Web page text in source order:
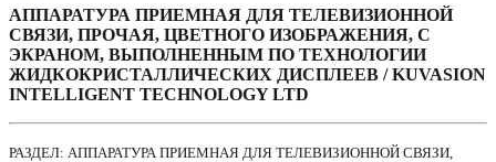
АППАРАТУРА ПРИЕМНАЯ ДЛЯ ТЕЛЕВИЗИОННОЙ
СВЯЗИ, ПРОЧАЯ, ЦВЕТНОГО ИЗОБРАЖЕНИЯ, С
ЭКРАНОМ, ВЫПОЛНЕННЫМ ПО ТЕХНОЛОГИИ
ЖИДКОКРИСТАЛЛИЧЕСКИХ ДИСПЛЕЕВ / KUVASION
INTELLIGENT TECHNOLOGY LTD
РАЗДЕЛ: АППАРАТУРА ПРИЕМНАЯ ДЛЯ ТЕЛЕВИЗИОННОЙ СВЯЗИ,